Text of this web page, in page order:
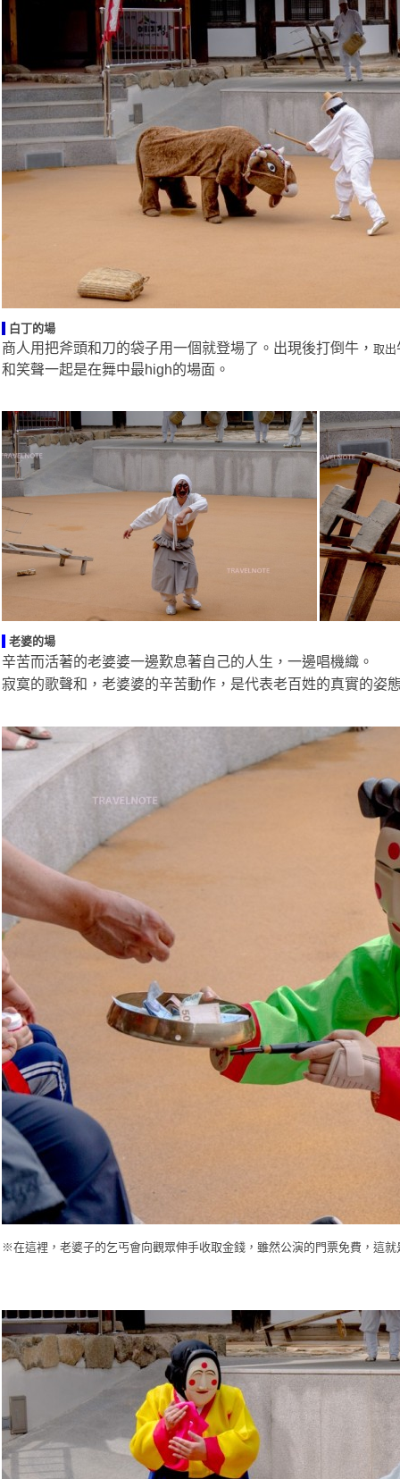
白丁的場
商人用把斧頭和刀的袋子用一個就登場了。出現後打倒牛， 取出
和笑聲一起是在舞中最high的場面。
老婆的場
辛苦而活著的老婆婆一邊歎息著自己的人生，一邊唱機織。
寂寞的歌聲和，老婆婆的辛苦動作，是代表老百姓的真實的姿
※在這裡，老婆子的乞丐會向觀眾伸手收取金錢，雖然公演的門票免費，這